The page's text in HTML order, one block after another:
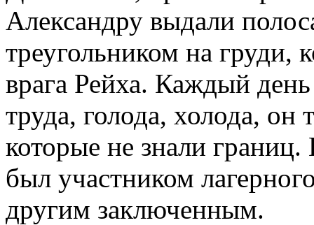
Александру выдали
треугольником на груди,
врага Рейха. Каждый день
труда, голода, холода, он
которые не знали
был участником
другим заключенным.